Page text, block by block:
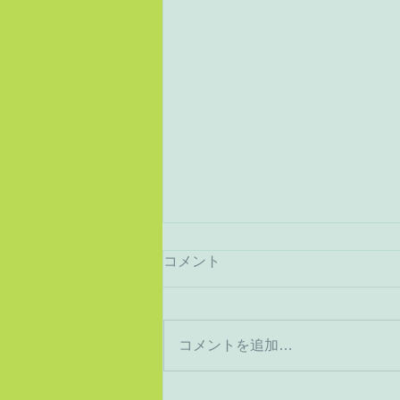
猛暑から酷暑へ
コメント
コメントを追加…